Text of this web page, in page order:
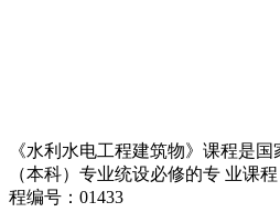
《水利水电工程建筑物》课程是
（本科）专业统设必修的专 业课
程编号：01433